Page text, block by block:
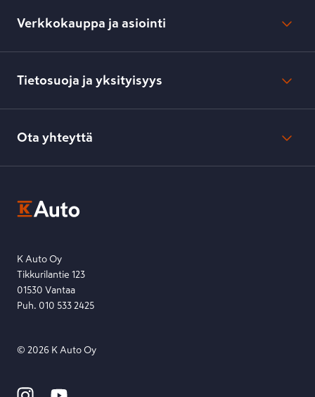
Lehdistötiedotteet
Toimipisteiden yhteystiedot
Verkkokauppa ja asiointi
Toimitustavat ja -kulut
Verkkokaupan peruuttamisilmoitus
Saavutettavuus
Tietosuoja ja yksityisyys
Kesko-konsernin verkkoselailurekisteri
K-Ryhmän evästekäytännöt
Ota yhteyttä
Etsi toimipiste
K Auto Oy
Tikkurilantie 123
01530 Vantaa
Puh. 010 533 2425
© 2026 K Auto Oy